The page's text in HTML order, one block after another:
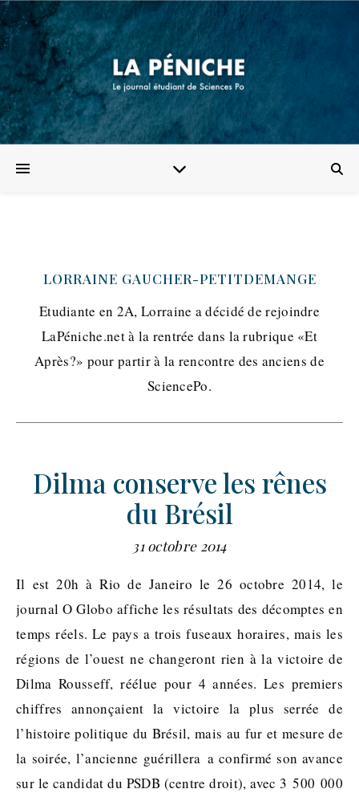
LORRAINE GAUCHER-PETITDEMANGE
Etudiante en 2A, Lorraine a décidé de rejoindre
LaPéniche.net à la rentrée dans la rubrique «Et
Après?» pour partir à la rencontre des anciens de
SciencePo.
Dilma conserve les rênes
du Brésil
31 octobre 2014
Il est 20h à Rio de Janeiro le 26 octobre 2014, le
journal O Globo affiche les résultats des décomptes en
temps réels. Le pays a trois fuseaux horaires, mais les
régions de l’ouest ne changeront rien à la victoire de
Dilma Rousseff, réélue pour 4 années. Les premiers
chiffres annonçaient la victoire la plus serrée de
l’histoire politique du Brésil, mais au fur et mesure de
la soirée, l’ancienne guérillera a confirmé son avance
sur le candidat du PSDB (centre droit), avec 3 500 000